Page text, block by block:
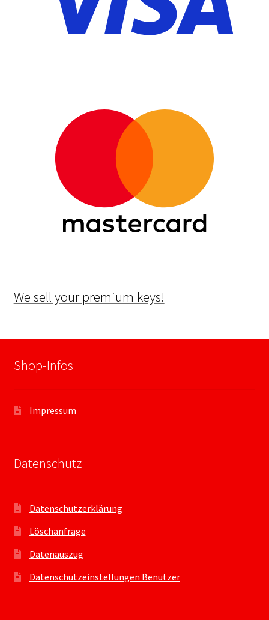
We sell your premium keys!
Shop-Infos
Impressum
Datenschutz
Datenschutzerklärung
Löschanfrage
Datenauszug
Datenschutzeinstellungen Benutzer